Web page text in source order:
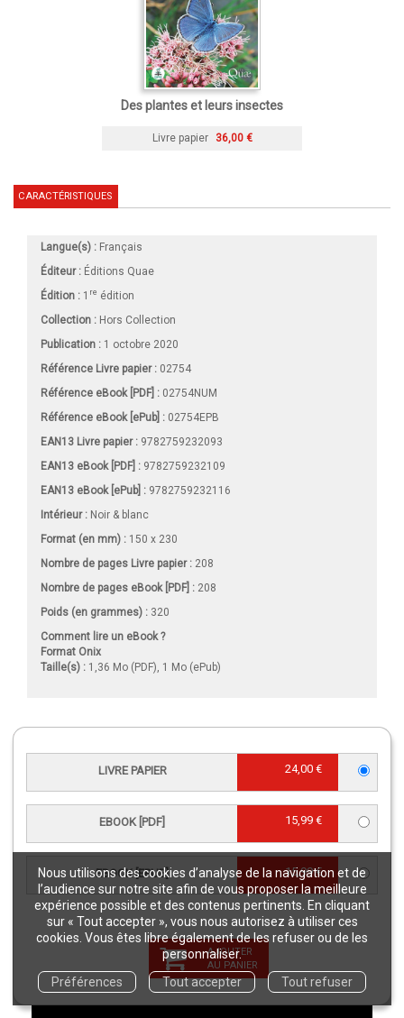
Nous utilisons des cookies d’analyse de la navigation et de
l’audience sur notre site afin de vous proposer la meilleure
expérience possible et des contenus pertinents. En cliquant
sur « Tout accepter », vous nous autorisez à utiliser ces
cookies. Vous êtes libre également de les refuser ou de les
personnaliser.
Préférences
Tout accepter Tout refuser
LIVRE PAPIER 24,00 €
EBOOK [PDF] 15,99 €
EBOOK [EPUB] 15,99 €
AJOUTER
AU PANIER
Des plantes et leurs insectes
Livre papier 36,00 €
CARACTÉRISTIQUES
Langue(s) : Français
Éditeur : Éditions Quae
Édition : 1 re édition
Collection : Hors Collection
Publication : 1 octobre 2020
Référence Livre papier : 02754
Référence eBook [PDF] : 02754NUM
Référence eBook [ePub] : 02754EPB
EAN13 Livre papier : 9782759232093
EAN13 eBook [PDF] : 9782759232109
EAN13 eBook [ePub] : 9782759232116
Intérieur : Noir & blanc
Format (en mm) : 150 x 230
Nombre de pages Livre papier: 208
Nombre de pages eBook [PDF] : 208
Poids (en grammes) : 320
Comment lire un eBook ?
Format Onix
Taille(s) : 1,36 Mo (PDF), 1 Mo (ePub)
Biodiversité : est-il encore temps ?
Jacques Blondel nous rappelle l’urgence de protéger la
28 juin 2021